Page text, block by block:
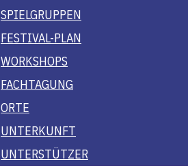
SPIEL­GRUP­PEN
FES­­TI­­VAL-PLAN
WORK­SHOPS
FACH­TA­GUNG
ORTE
UNTER­KUNFT
UNTER­STÜT­ZER